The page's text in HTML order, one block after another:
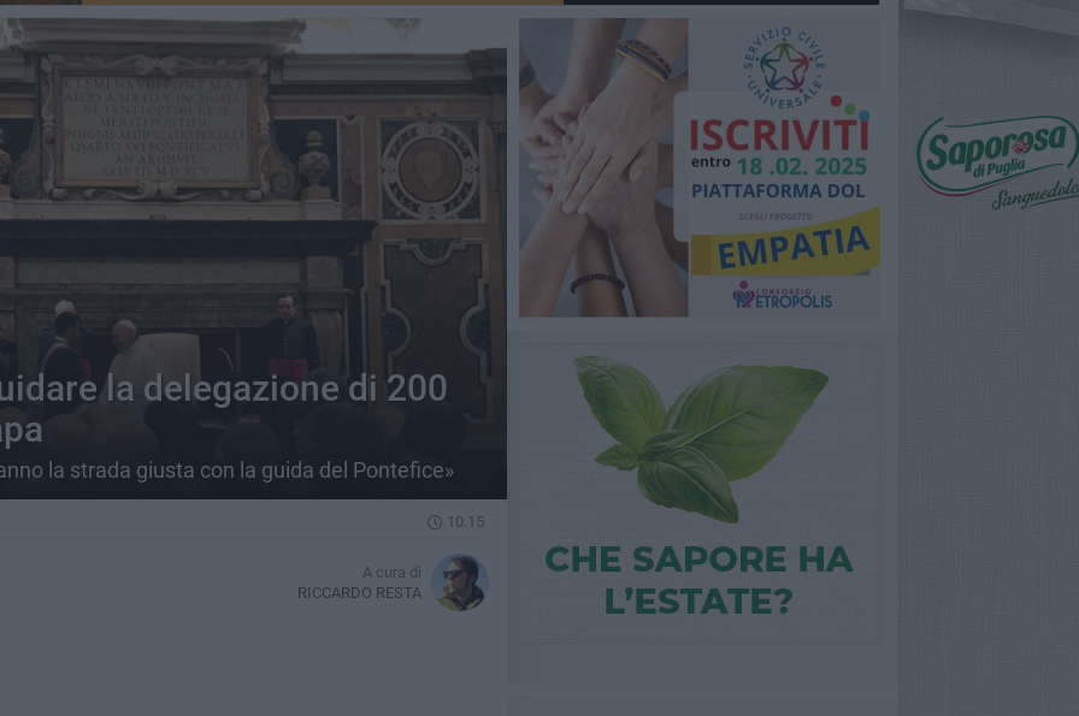
la delegazione di 200
la strada giusta con la guida del Pontefice»
10.15
A cura di
RICCARDO RESTA